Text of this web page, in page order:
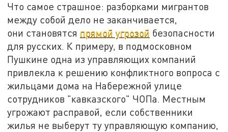
Что самое страшное: разборками мигрантов
между собой дело не заканчивается,
они становятся прямой угрозой безопасности
для русских. К примеру, в подмосковном
Пушкине одна из управляющих компаний
привлекла к решению конфликтного вопроса с
жильцами дома на Набережной улице
сотрудников "кавказского" ЧОПа. Местным
угрожают расправой, если собственники
жилья не выберут ту управляющую компанию,